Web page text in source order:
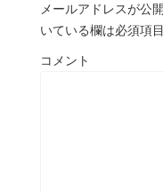
メールアドレスが公
いている欄は必須項
コメント